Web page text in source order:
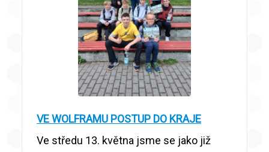
VE WOLFRAMU POSTUP DO KRAJE
Ve středu 13. května jsme se jako již